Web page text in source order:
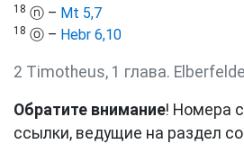
18 ⓝ – Mt 5,7
18 ⓞ – Hebr 6,10
2 Timotheus, 1 глава.
Обратите внимание! Номера
ссылки, ведущие на раздел